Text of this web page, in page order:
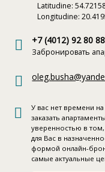
Latitudine:
Longitudine:
+7 (4012) 92 80 88
Забронировать
У вас нет времени
заказать
уверенностью в
для Вас в
формой онлайн-
самые актуальные